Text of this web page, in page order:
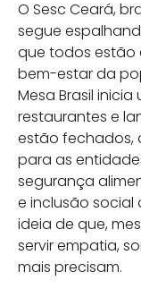
O Sesc Ceará,
segue
que todos estão
bem-estar da
Mesa Brasil
restaurantes e
estão fechados,
para as
segurança
e inclusão social
ideia de que,
servir empatia,
mais precisam.